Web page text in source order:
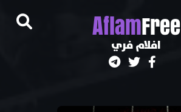
AflamFree
افلام فري